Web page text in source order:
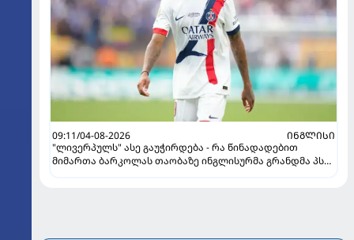
09:11/04-08-2026
ᲘᲜᲒᲚᲘᲡᲘ
"ლივერპულს" ასე გაუჭირდება - რა წინადადებით
მიმართა ბარკოლას თაობაზე ინგლისურმა გრანდმა პსჟ-